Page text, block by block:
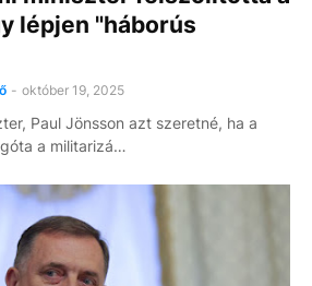
lépjen "háborús
- október 19, 2025
Paul Jönsson azt szeretné, ha a
a militarizá…